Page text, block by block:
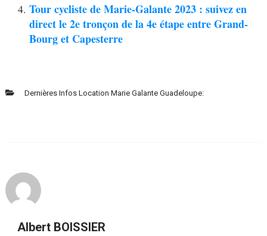
Tour cycliste de Marie-Galante 2023 : suivez en
direct le 2e tronçon de la 4e étape entre Grand-
Bourg et Capesterre
Dernières Infos Location Marie Galante Guadeloupe:
Albert BOISSIER